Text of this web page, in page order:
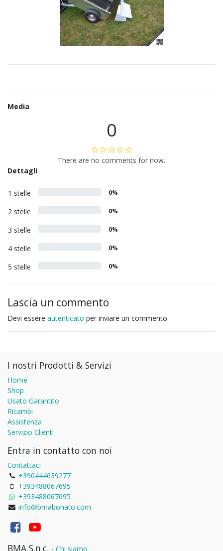
Media
0
There are no comments for now.
Dettagli
1 stelle 0%
2 stelle 0%
3 stelle 0%
4 stelle 0%
5 stelle 0%
Lascia un commento
Devi essere autenticato per inviare un commento.
I nostri Prodotti & Servizi
Home
Shop
Usato Garantito
Ricambi
Assistenza
Servizio Clienti
Entra in contatto con noi
Contattaci
+390444639277
+393488067695
+393488067695
info@bmabonato.com
BMA S.n.c. - Chi siamo